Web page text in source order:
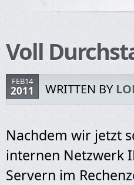
Voll
FEB14
2011 WRITTEN BY
Nachdem wir jetzt
internen Netzwerk
Servern im